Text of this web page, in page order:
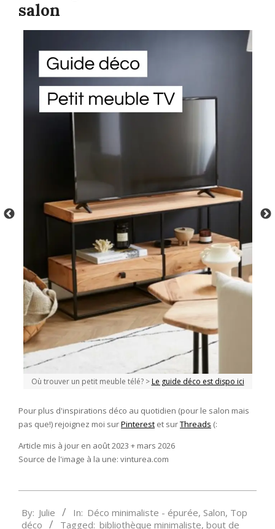
salon
Où trouver un petit meuble télé? > Le guide déco est dispo ici
Pour plus d'inspirations déco au quotidien (pour le salon mais
pas que!) rejoignez moi surPinterest et surThreads (:
Article mis à jour en août 2023 + mars 2026
Source de l'image à la une: vinturea.com
01-
By: Julie In: Déco minimaliste - épurée, Salon, Top
déco
Tagged: bibliothèque minimaliste, bout de